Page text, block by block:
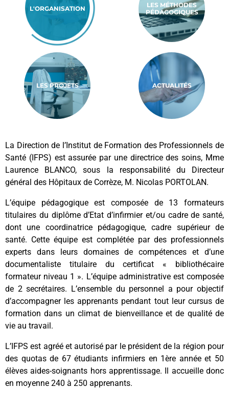
L'ORGANISATION
LES MÉTHODES
PÉDAGOGIQUES
LES PROJETS ACTUALITÉS
La Direction de l’Institut de Formation des Professionnels de
Santé (IFPS) est assurée par une directrice des soins, Mme
Laurence BLANCO, sous la responsabilité du Directeur
général des Hôpitaux de Corrèze, M. Nicolas PORTOLAN.
L’équipe pédagogique est composée de 13 formateurs
titulaires du diplôme d’Etat d’infirmier et/ou cadre de santé,
dont une coordinatrice pédagogique, cadre supérieur de
santé. Cette équipe est complétée par des professionnels
experts dans leurs domaines de compétences et d’une
documentaliste titulaire du certificat « bibliothécaire
formateur niveau 1 ». L’équipe administrative est composée
de 2 secrétaires. L’ensemble du personnel a pour objectif
d’accompagner les apprenants pendant tout leur cursus de
formation dans un climat de bienveillance et de qualité de
vie au travail.
L’IFPS est agréé et autorisé par le président de la région pour
des quotas de 67 étudiants infirmiers en 1ère année et 50
élèves aides-soignants hors apprentissage. Il accueille donc
en moyenne 240 à 250 apprenants.